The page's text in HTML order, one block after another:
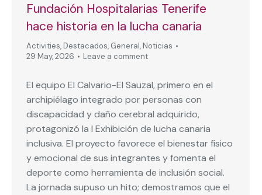
Fundación Hospitalarias Tenerife
hace historia en la lucha canaria
Activities, Destacados, General, Noticias
29 May, 2026
Leave a comment
El equipo El Calvario-El Sauzal, primero en el
archipiélago integrado por personas con
discapacidad y daño cerebral adquirido,
protagonizó la I Exhibición de lucha canaria
inclusiva. El proyecto favorece el bienestar físico
y emocional de sus integrantes y fomenta el
deporte como herramienta de inclusión social.
La jornada supuso un hito; demostramos que el